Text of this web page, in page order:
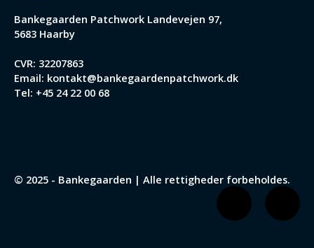
Bankegaarden Patchwork Landevejen 97,
5683 Haarby
CVR: 32207863
Email: kontakt@bankegaardenpatchwork.dk
Tel: +45 24 22 00 68
© 2025 - Bankegaarden | Alle rettigheder forbeholdes.
F I